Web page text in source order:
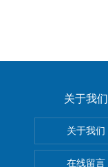
关于我们
关于我们
在线留言